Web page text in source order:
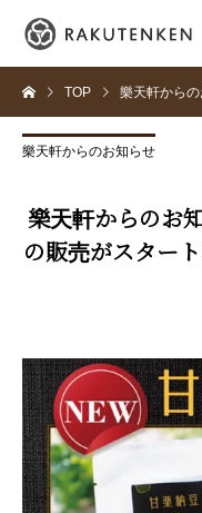
TOP 樂天軒から
樂天軒からのお知らせ
樂天軒からのお
の販売がスター